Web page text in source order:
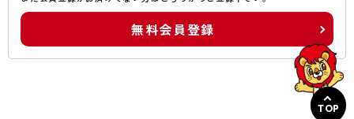
無料会員登録
TOP